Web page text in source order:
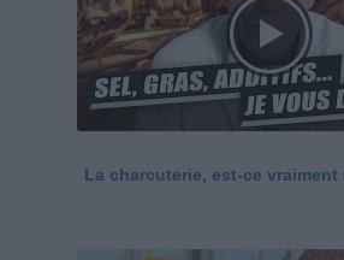
La charcuterie, est-ce